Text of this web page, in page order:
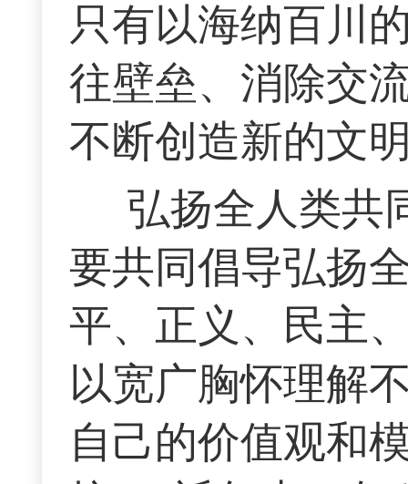
只有以海纳百川
往壁垒、消除交
不断创造新的文
弘扬全人类共
要共同倡导弘扬
平、正义、民主
以宽广胸怀理解
自己的价值观和